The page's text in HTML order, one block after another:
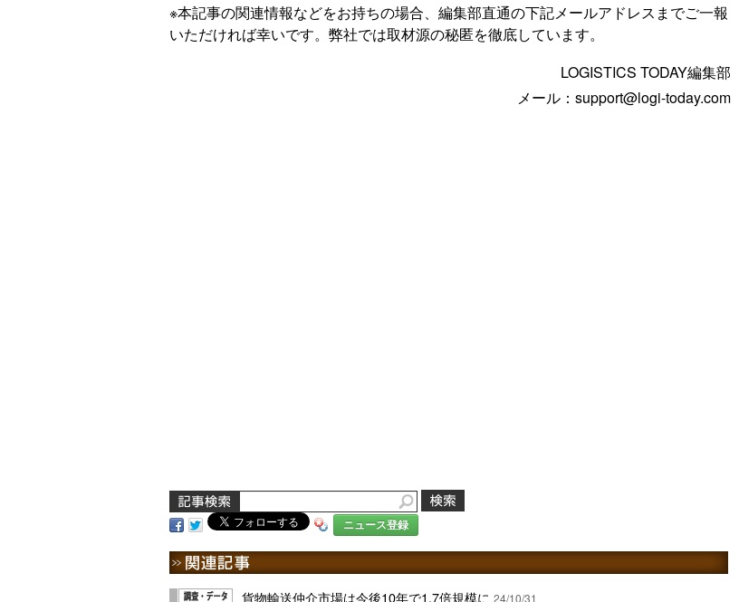
※本記事の関連情報などをお持ちの場合、編集部直通の下記メールアドレスまでご一報
いただければ幸いです。弊社では取材源の秘匿を徹底しています。
LOGISTICS TODAY編集部
メール：support@logi-today.com
ニュース登録
貨物輸送仲介市場は今後10年で1.7倍規模に 24/10/31